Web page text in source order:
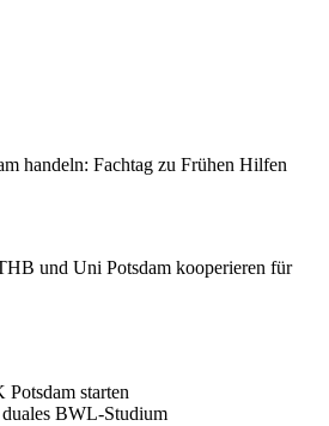
handeln: Fachtag zu Frühen Hilfen
und Uni Potsdam kooperieren für
starten
duales BWL-Studium